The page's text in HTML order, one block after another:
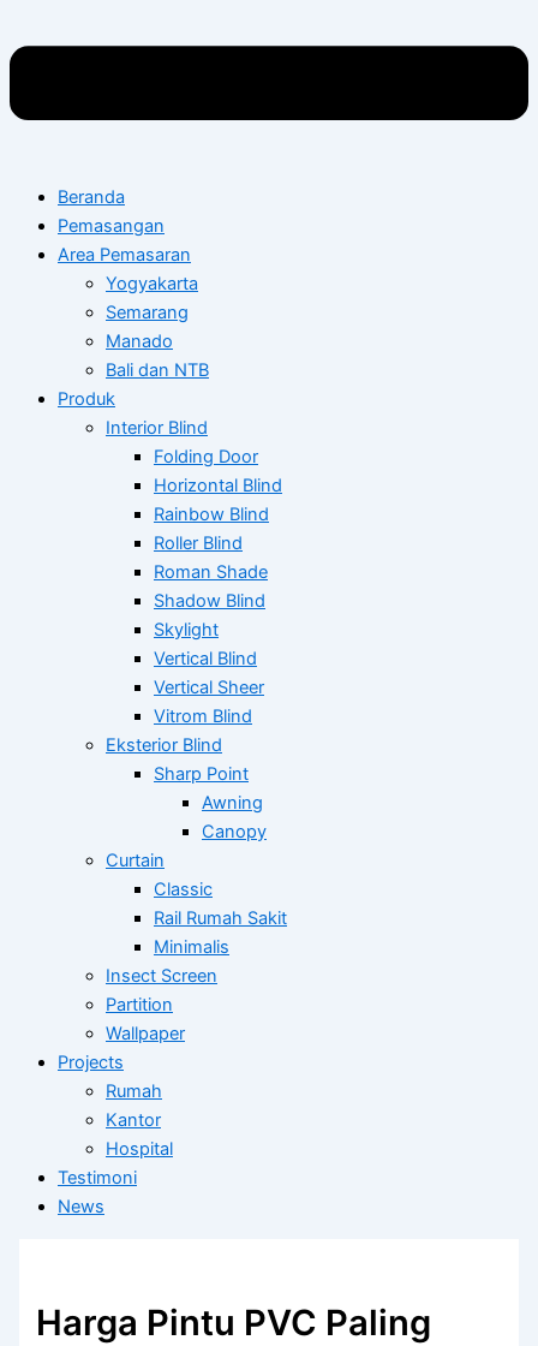
Beranda
Pemasangan
Area Pemasaran
Yogyakarta
Semarang
Manado
Bali dan NTB
Produk
Interior Blind
Folding Door
Horizontal Blind
Rainbow Blind
Roller Blind
Roman Shade
Shadow Blind
Skylight
Vertical Blind
Vertical Sheer
Vitrom Blind
Eksterior Blind
Sharp Point
Awning
Canopy
Curtain
Classic
Rail Rumah Sakit
Minimalis
Insect Screen
Partition
Wallpaper
Projects
Rumah
Kantor
Hospital
Testimoni
News
Harga Pintu PVC Paling